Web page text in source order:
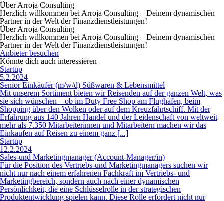
Über Arroja Consulting
Herzlich willkommen bei Arroja Consulting – Deinem dynamischen
Partner in der Welt der Finanzdienstleistungen!
Über Arroja Consulting
Herzlich willkommen bei Arroja Consulting – Deinem dynamischen
Partner in der Welt der Finanzdienstleistungen!
Anbieter besuchen
Könnte dich auch interessieren
Startup
5.2.2024
Senior Einkäufer (m/w/d) Süßwaren & Lebensmittel
Mit unserem Sortiment bieten wir Reisenden auf der ganzen Welt, was
sie sich wünschen – ob im Duty Free Shop am Flughafen, beim
Shopping über den Wolken oder auf dem Kreuzfahrtschiff. Mit der
Erfahrung aus 140 Jahren Handel und der Leidenschaft von weltweit
mehr als 7.350 Mitarbeiterinnen und Mitarbeitern machen wir das
Einkaufen auf Reisen zu einem ganz [...]
Startup
12.2.2024
Sales-und Marketingmanager (Account-Manager/in)
Für die Position des Vertriebs-und Marketingmanagers suchen wir
nicht nur nach einem erfahrenen Fachkraft im Vertriebs- und
Marketingbereich, sondern auch nach einer dynamischen
Persönlichkeit, die eine Schlüsselrolle in der strategischen
Produktentwicklung spielen kann. Diese Rolle erfordert nicht nur